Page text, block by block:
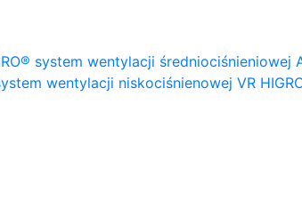
system wentylacji średniociśnieniowej
wentylacji niskociśnienowej VR